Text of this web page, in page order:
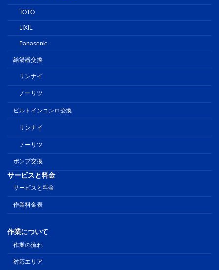
TOTO
LIXIL
Panasonic
給湯器交換
リンナイ
ノーリツ
ビルトインコンロ交換
リンナイ
ノーリツ
ポンプ交換
サービスと料金
サービスと料金
作業料金表
作業について
作業の流れ
対応エリア